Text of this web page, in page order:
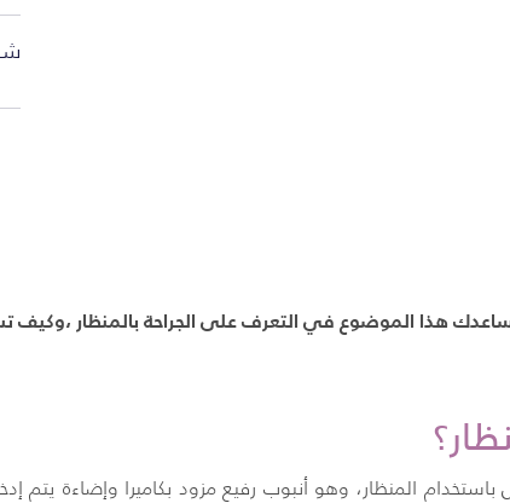
هذا الموضوع في التعرف على الجراحة بالمنظار ،وكيف
المنظار، وهو أنبوب رفيع مزود بكاميرا وإضاءة يتم